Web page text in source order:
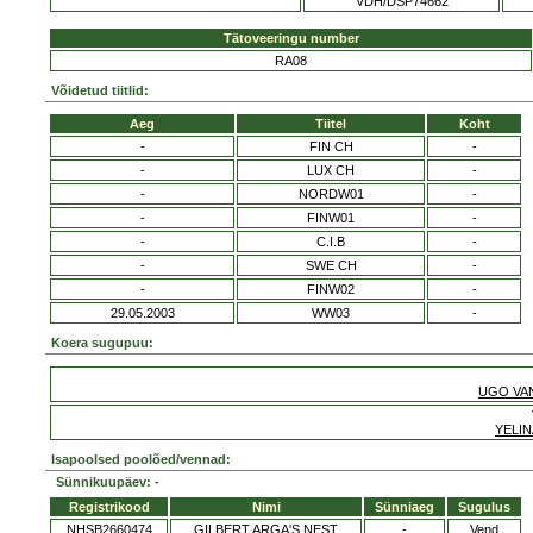
Tätoveeringu number
RA08
Võidetud tiitlid:
Aeg Tiitel
Koht
-
FIN CH
-
-
LUX CH
-
-
NORDW01
-
-
FINW01
-
-
C.I.B
-
-
SWE CH
-
-
FINW02
-
29.05.2003
WW03 -
Koera sugupuu:
UGO
Isapoolsed poolõed/vennad:
Sünnikuupäev: -
Registrikood
Nimi Sünniaeg
Sugulus
NHSB2660474
GILBERT ARGA'S NEST - Vend